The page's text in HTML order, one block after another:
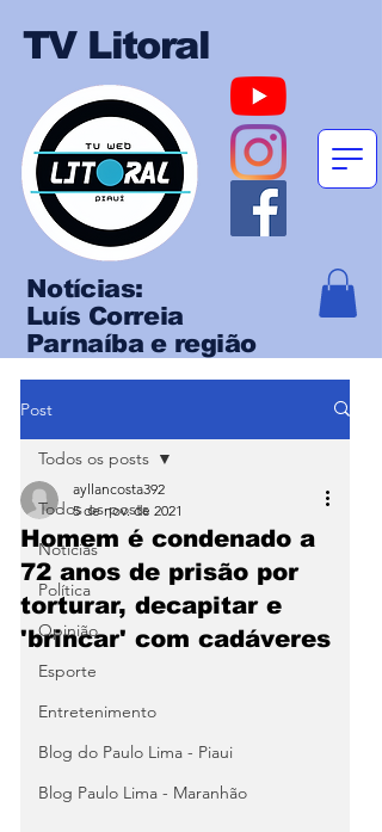
TV Litoral
Notícias:
Luís Correia
Parnaíba e região
Post
Todos os posts
Notícias
Política
Opinião
Esporte
Entretenimento
Blog do Paulo Lima - Piaui
Blog Paulo Lima - Maranhão
Todos os posts
Homem é condenado a
72 anos de prisão por
torturar, decapitar e
'brincar' com cadáveres
ayllancosta392
5 de nov. de 2021